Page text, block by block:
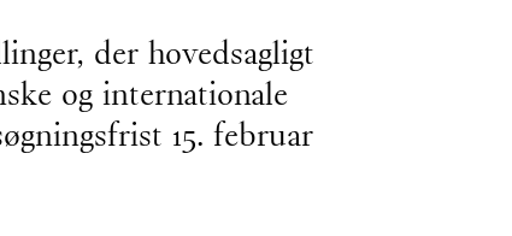
der hovedsagligt
og internationale
15. februar